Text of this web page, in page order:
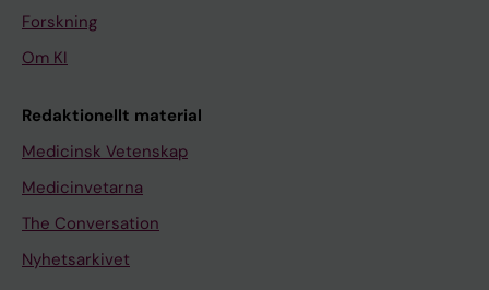
Forskning
Om KI
Redaktionellt material
Medicinsk Vetenskap
Medicinvetarna
The Conversation
Nyhetsarkivet